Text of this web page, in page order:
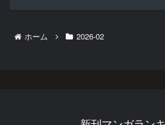
ホーム 2026-02